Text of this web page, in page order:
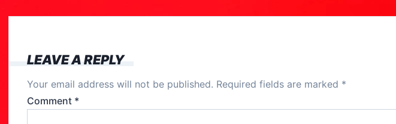
e
k
o l
e
LEAVE A REPLY
Your email address will not be published. Required fields are marked *
Comment *